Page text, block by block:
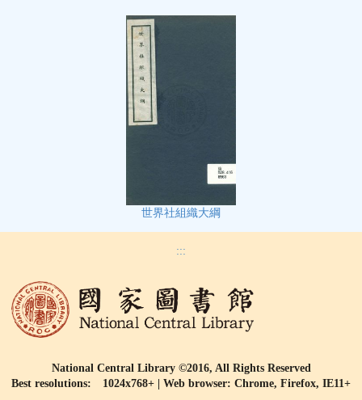
世界社組織大綱
:::
National Central Library ©2016, All Rights Reserved
Best resolutions: 1024x768+ | Web browser: Chrome, Firefox, IE11+